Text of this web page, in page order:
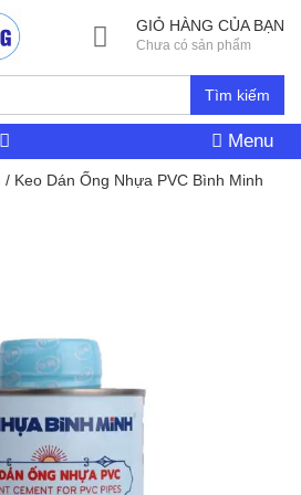
Tìm kiếm
GIỎ HÀNG CỦA BẠN
Chưa có sản phẩm
Menu
/ Keo Dán Ống Nhựa PVC Bình Minh